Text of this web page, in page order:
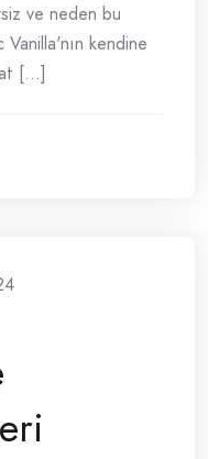
ve neden bu
kendine
[...]